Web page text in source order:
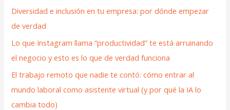
Diversidad e inclusión en tu empresa: por dónde empezar
de verdad
Lo que Instagram llama “productividad” te está arruinando
el negocio y esto es lo que de verdad funciona
El trabajo remoto que nadie te contó: cómo entrar al
mundo laboral como asistente virtual (y por qué la IA lo
cambia todo)